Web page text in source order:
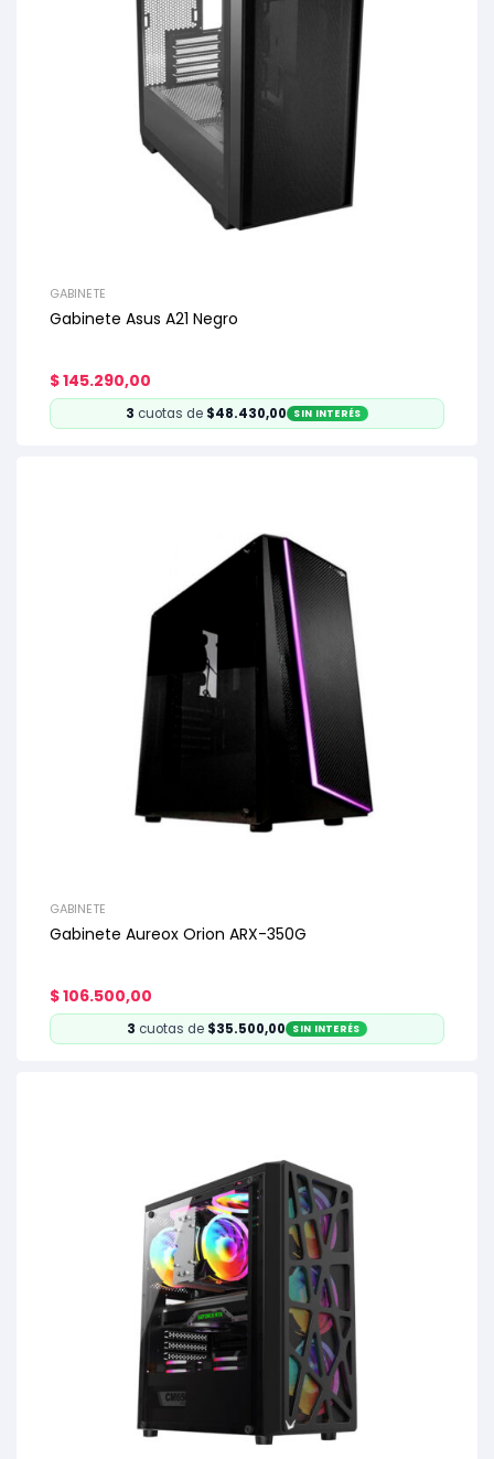
GABINETE
Gabinete Asus A21 Negro
$145.290,00
3 cuotas de $48.430,00 SIN INTERÉS
GABINETE
Gabinete Aureox Orion ARX-350G
$106.500,00
3 cuotas de $35.500,00 SIN INTERÉS